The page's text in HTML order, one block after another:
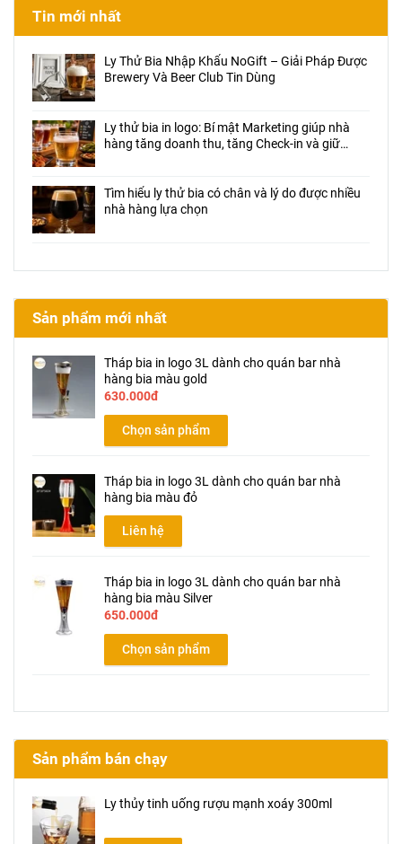
Tin mới nhất
Ly Thử Bia Nhập Khẩu NoGift – Giải Pháp Được
Brewery Và Beer Club Tin Dùng
Ly thử bia in logo: Bí mật Marketing giúp nhà
hàng tăng doanh thu, tăng Check-in và giữ
Tìm hiểu ly thử bia có chân và lý do được nhiều
nhà hàng lựa chọn
Sản phẩm mới nhất
Tháp bia in logo 3L dành cho quán bar nhà
hàng bia màu gold
630.000đ
Chọn sản phẩm
Tháp bia in logo 3L dành cho quán bar nhà
hàng bia màu đỏ
Liên hệ
Tháp bia in logo 3L dành cho quán bar nhà
hàng bia màu Silver
650.000đ
Chọn sản phẩm
Sản phẩm bán chạy
Ly thủy tinh uống rượu mạnh xoáy 300ml